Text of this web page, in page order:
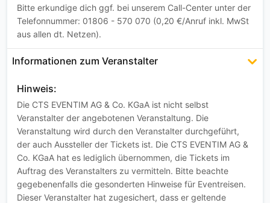
Bitte erkundige dich ggf. bei unserem Call-Center unter der
Telefonnummer: 01806 - 570 070 (0,20 €/Anruf inkl. MwSt
aus allen dt. Netzen).
Informationen zum Veranstalter
Hinweis:
Die CTS EVENTIM AG & Co. KGaA ist nicht selbst
Veranstalter der angebotenen Veranstaltung. Die
Veranstaltung wird durch den Veranstalter durchgeführt,
der auch Aussteller der Tickets ist. Die CTS EVENTIM AG &
Co. KGaA hat es lediglich übernommen, die Tickets im
Auftrag des Veranstalters zu vermitteln. Bitte beachte
gegebenenfalls die gesonderten Hinweise für Eventreisen.
Dieser Veranstalter hat zugesichert, dass er geltende